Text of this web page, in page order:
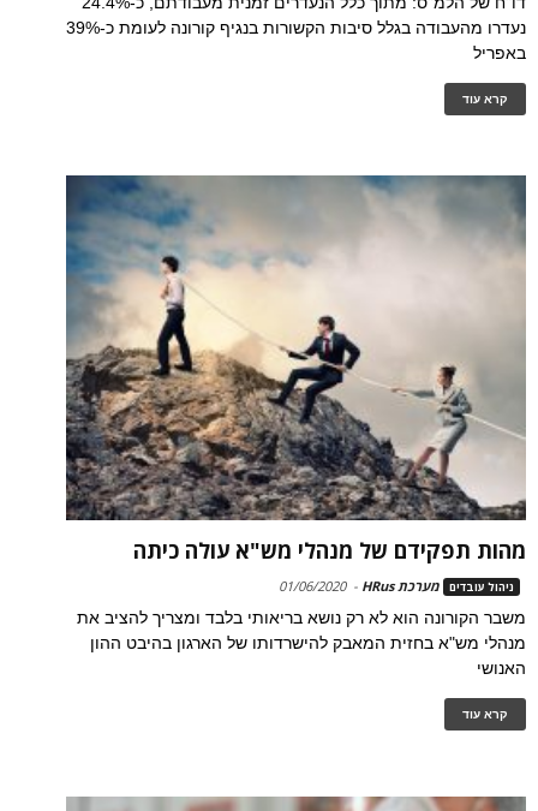
נעדרו מהעבודה בגלל סיבות הקשורות בנגיף קורונה לעומת כ-39%
באפריל
קרא עוד
מהות תפקידם של מנהלי מש"א עולה כיתה
ניהול עובדים מערכת HRus -
01/06/2020
משבר הקורונה הוא לא רק נושא בריאותי בלבד ומצריך להציב את
מנהלי מש"א בחזית המאבק להישרדותו של הארגון בהיבט ההון
האנושי
קרא עוד